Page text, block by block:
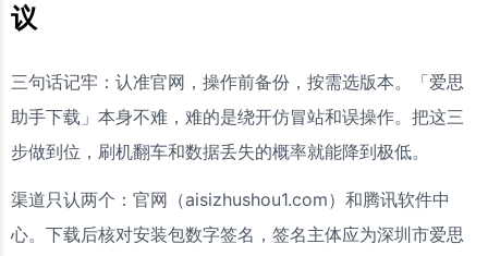
议
三句话记牢：认准官网，操作前备份，按需选版本。「爱思
助手下载」本身不难，难的是绕开仿冒站和误操作。把这三
步做到位，刷机翻车和数据丢失的概率就能降到极低。
渠道只认两个：官网（aisizhushou1.com）和腾讯软件中
心。下载后核对安装包数字签名，签名主体应为深圳市爱思